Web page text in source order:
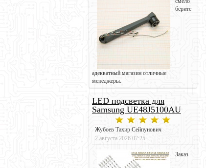
берите
адекватный магазин отличные
менеджеры.
LED подсветка для
Samsung UE48J5100AU
Жубоев Тахир Сейпунович
2 августа 2026 07:25
Заказ